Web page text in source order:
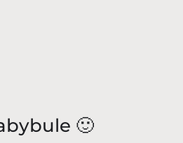
🙂